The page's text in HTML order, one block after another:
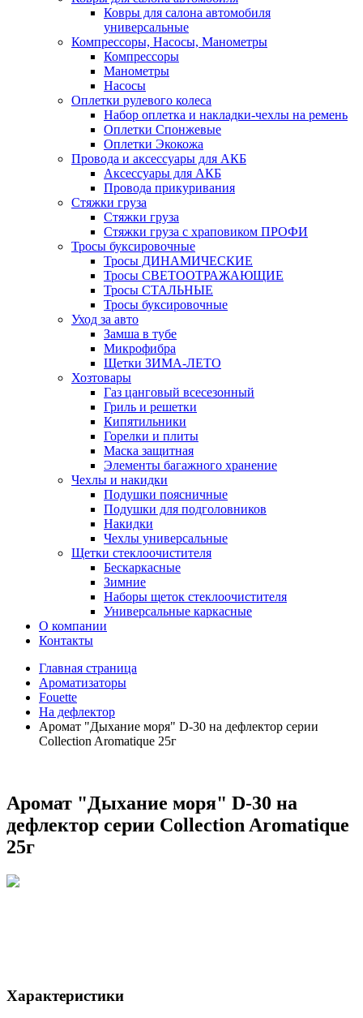
Ковры для салона автомобиля
универсальные
Компрессоры, Насосы, Манометры
Компрессоры
Манометры
Насосы
Оплетки рулевого колеса
Набор оплетка и накладки-чехлы на ремень
Оплетки Спонжевые
Оплетки Экокожа
Провода и аксессуары для АКБ
Аксессуары для АКБ
Провода прикуривания
Стяжки груза
Стяжки груза
Стяжки груза с храповиком ПРОФИ
Тросы буксировочные
Тросы ДИНАМИЧЕСКИЕ
Тросы СВЕТООТРАЖАЮЩИЕ
Тросы СТАЛЬНЫЕ
Тросы буксировочные
Уход за авто
Замша в тубе
Микрофибра
Щетки ЗИМА-ЛЕТО
Хозтовары
Газ цанговый всесезонный
Гриль и решетки
Кипятильники
Горелки и плиты
Маска защитная
Элементы багажного хранение
Чехлы и накидки
Подушки поясничные
Подушки для подголовников
Накидки
Чехлы универсальные
Щетки стеклоочистителя
Бескаркасные
Зимние
Наборы щеток стеклоочистителя
Универсальные каркасные
О компании
Контакты
Главная страница
Ароматизаторы
Fouette
На дефлектор
Аромат "Дыхание моря" D-30 на дефлектор серии
Collection Aromatique 25г
Аромат "Дыхание моря" D-30 на
дефлектор серии Collection Aromatique
25г
Характеристики